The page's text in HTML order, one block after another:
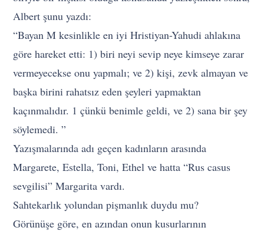
Albert şunu yazdı:
“Bayan M kesinlikle en iyi Hristiyan-Yahudi ahlakına
göre hareket etti: 1) biri neyi sevip neye kimseye zarar
vermeyecekse onu yapmalı; ve 2) kişi, zevk almayan ve
başka birini rahatsız eden şeyleri yapmaktan
kaçınmalıdır. 1 çünkü benimle geldi, ve 2) sana bir şey
söylemedi. ”
Yazışmalarında adı geçen kadınların arasında
Margarete, Estella, Toni, Ethel ve hatta “Rus casus
sevgilisi” Margarita vardı.
Sahtekarlık yolundan pişmanlık duydu mu?
Görünüşe göre, en azından onun kusurlarının